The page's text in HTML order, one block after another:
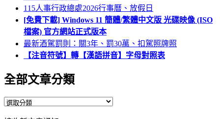
115人事行政總處2026行事曆、放假日
[免費下載] Windows 11 簡體/繁體中文版 光碟映像 (ISO
檔案) 官方網站正式版本
最新酒駕罰則：關3年、罰30萬、扣駕照牌照
【注音符號】轉【漢語拼音】字母對照表
全部文章分類
全